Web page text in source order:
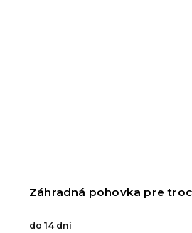
Záhradná pohovka pre
do 14 dní